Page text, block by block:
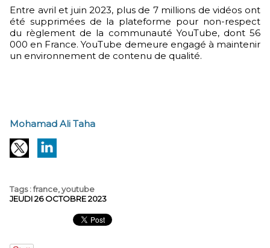
Entre avril et juin 2023, plus de 7 millions de vidéos ont
été supprimées de la plateforme pour non-respect
du règlement de la communauté YouTube, dont 56
000 en France. YouTube demeure engagé à maintenir
un environnement de contenu de qualité.
Mohamad Ali Taha
Tags:france,youtube
JEUDI 26 OCTOBRE 2023